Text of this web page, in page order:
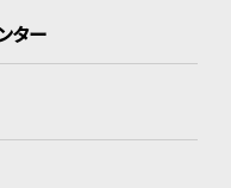
ター